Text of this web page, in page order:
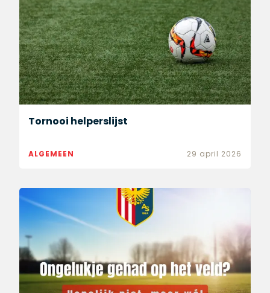
Tornooi helperslijst
ALGEMEEN 29 april 2026